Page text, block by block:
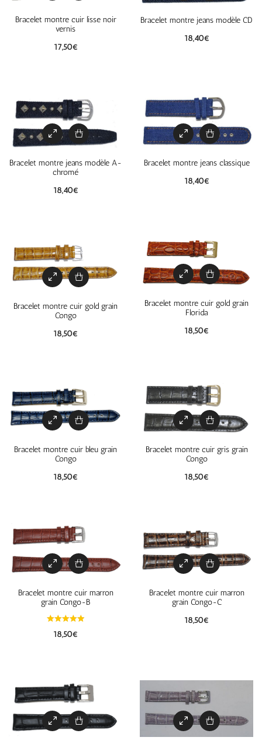
Bracelet montre cuir lisse noir
vernis
17,50€
Bracelet montre jeans modèle CD
18,40€
Bracelet montre jeans modèle A-
chromé
18,40€
Bracelet montre jeans classique
18,40€
Bracelet montre cuir gold grain
Congo
18,50€
Bracelet montre cuir gold grain
Florida
18,50€
Bracelet montre cuir bleu grain
Congo
18,50€
Bracelet montre cuir gris grain
Congo
18,50€
Bracelet montre cuir marron
grain Congo-B
18,50€
Bracelet montre cuir marron
grain Congo-C
18,50€